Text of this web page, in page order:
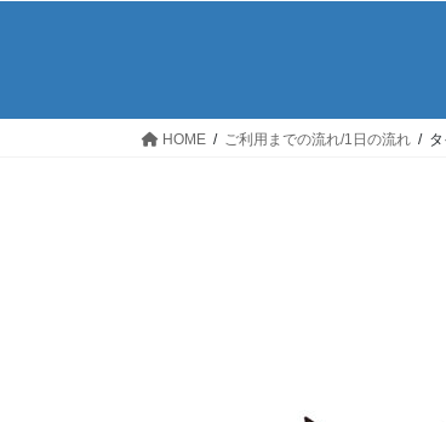
HOME ご利用までの流れ/1日の流れ